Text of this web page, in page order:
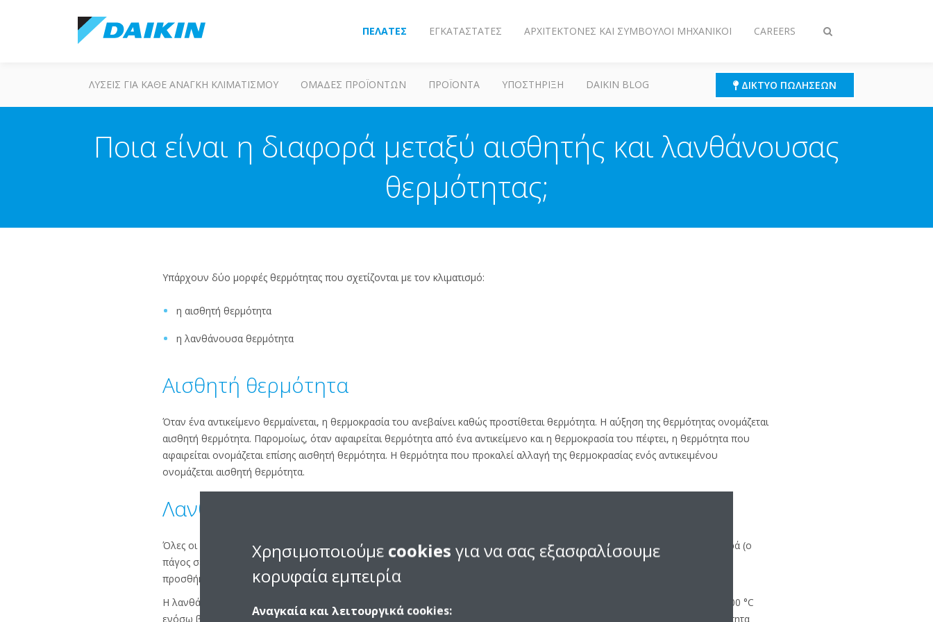
Εναλλαγή
ΠΕΛΆΤΕΣ ΕΓΚΑΤΑΣΤΆΤΕΣ ΑΡΧΙΤΈΚΤΟΝΕΣ ΚΑΙ ΣΎΜΒΟΥΛΟΙ ΜΗΧΑΝΙΚΟΊ CAREERS
ΛΎΣΕΙΣ ΓΙΑ ΚΆΘΕ ΑΝΆΓΚΗ ΚΛΙΜΑΤΙΣΜΟΎ ΟΜΆΔΕΣ ΠΡΟΪΌΝΤΩΝ ΠΡΟΪΌΝΤΑ ΥΠΟΣΤΗΡΙΞΗ DAIKIN BLOG ΔΊΚΤΥΟ ΠΩΛΉΣΕΩΝ
Ποια είναι η διαφορά μεταξύ αισθητής και λανθάνουσας
θερμότητας;
Υπάρχουν δύο μορφές θερμότητας που σχετίζονται με τον κλιματισμό:
η αισθητή θερμότητα
η λανθάνουσα θερμότητα
Αισθητή θερμότητα
Όταν ένα αντικείμενο θερμαίνεται, η θερμοκρασία του ανεβαίνει καθώς προστίθεται θερμότητα. Η αύξηση της θερμότητας ονομάζεται
αισθητή θερμότητα. Παρομοίως, όταν αφαιρείται θερμότητα από ένα αντικείμενο και η θερμοκρασία του πέφτει, η θερμότητα που
αφαιρείται ονομάζεται επίσης αισθητή θερμότητα. Η θερμότητα που προκαλεί αλλαγή της θερμοκρασίας ενός αντικειμένου
ονομάζεται αισθητή θερμότητα.
Λανθάνουσα θερμότητα
Όλες οι καθαρές ουσίες στη φύση έχουν τη δυνατότητα να αλλάζουν κατάσταση. Τα στερεά μπορούν να μετατραπούν σε υγρά (ο
πάγος σε νερό) και τα υγρά μπορούν να μετατραπούν σε αέρια (το νερό σε ατμό), αλλά τέτοιου είδους αλλαγές απαιτούν την
προσθήκη ή την αφαίρεση θερμότητας. Η θερμότητα που προκαλεί αυτές τις αλλαγές ονομάζεται λανθάνουσα θερμότητα.
Η λανθάνουσα θερμότητα, ωστόσο, δεν επηρεάζει τη θερμοκρασία μιας ουσίας - για παράδειγμα, το νερό παραμένει στους 100 °C
ενόσω βράζει. Η θερμότητα που προστίθεται για να διατηρηθεί ο βρασμός του νερού είναι λανθάνουσα θερμότητα. Η θερμότητα
Χρησιμοποιούμε cookies για να σας εξασφαλίσουμε
κορυφαία εμπειρία
Αναγκαία και λειτουργικά cookies: